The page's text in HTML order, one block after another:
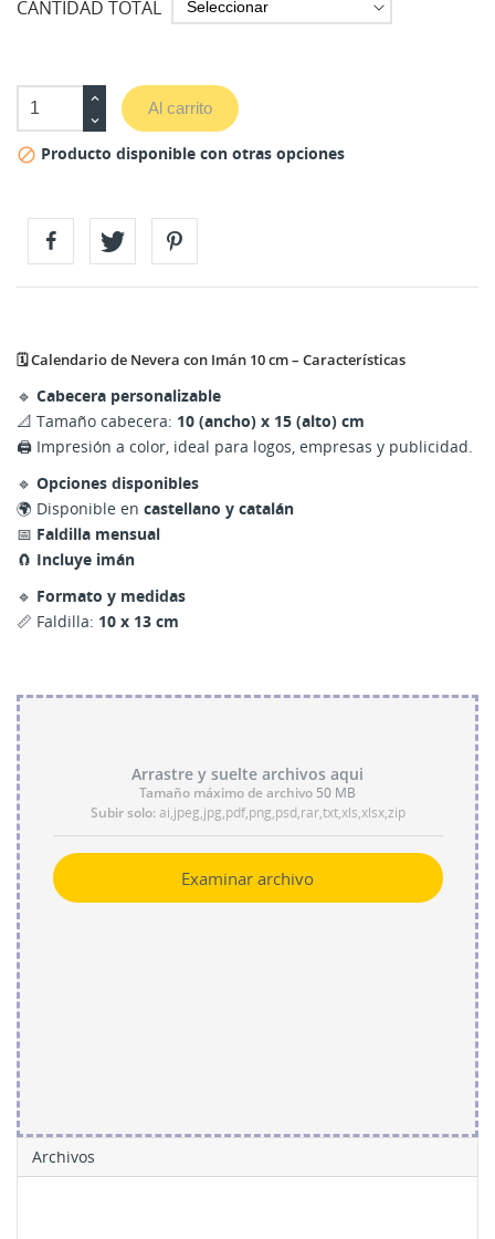
CANTIDAD TOTAL
Al carrito
 Producto disponible con otras opciones
🗓️ Calendario de Nevera con Imán 10 cm – Características
🔹 Cabecera personalizable
📐 Tamaño cabecera: 10 (ancho) x 15 (alto) cm
🖨️ Impresión a color, ideal para logos, empresas y publicidad.
🔹 Opciones disponibles
🌍 Disponible en castellano y catalán
📅 Faldilla mensual
🧲 Incluye imán
🔹 Formato y medidas
📏 Faldilla: 10 x 13 cm
Arrastre y suelte archivos aqui
Tamaño máximo de archivo 50 MB
Subir solo:ai,jpeg,jpg,pdf,png,psd,rar,txt,xls,xlsx,zip
Examinar archivo
Archivos